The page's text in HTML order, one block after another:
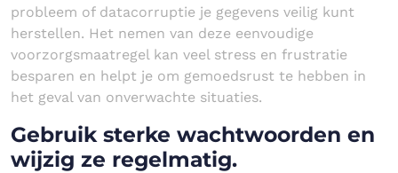
probleem of datacorruptie je gegevens veilig kunt
herstellen. Het nemen van deze eenvoudige
voorzorgsmaatregel kan veel stress en frustratie
besparen en helpt je om gemoedsrust te hebben in
het geval van onverwachte situaties.
Gebruik sterke wachtwoorden en
wijzig ze regelmatig.